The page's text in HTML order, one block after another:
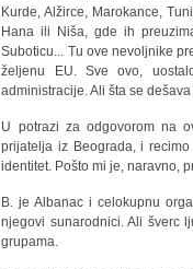
Kurde, Alžirce, Marokance,
Hana ili Niša, gde ih
Suboticu... Tu ove nevoljnike
željenu EU. Sve ovo,
administracije. Ali šta se
U potrazi za odgovorom na
prijatelja iz Beograda, i
identitet. Pošto mi je, naravno,
B. je Albanac i celokupnu
njegovi sunarodnici. Ali šverc
grupama.